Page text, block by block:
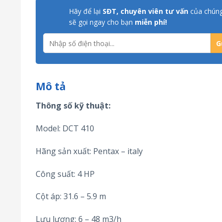
Hãy để lại SĐT, chuyên viên tư vấn của
sẽ gọi ngay cho bạn miễn phí!
Mô tả
Thông số kỹ thuật:
Model: DCT 410
Hãng sản xuất: Pentax – italy
Công suất: 4 HP
Cột áp: 31.6 – 5.9 m
Lưu lượng: 6 – 48 m3/h